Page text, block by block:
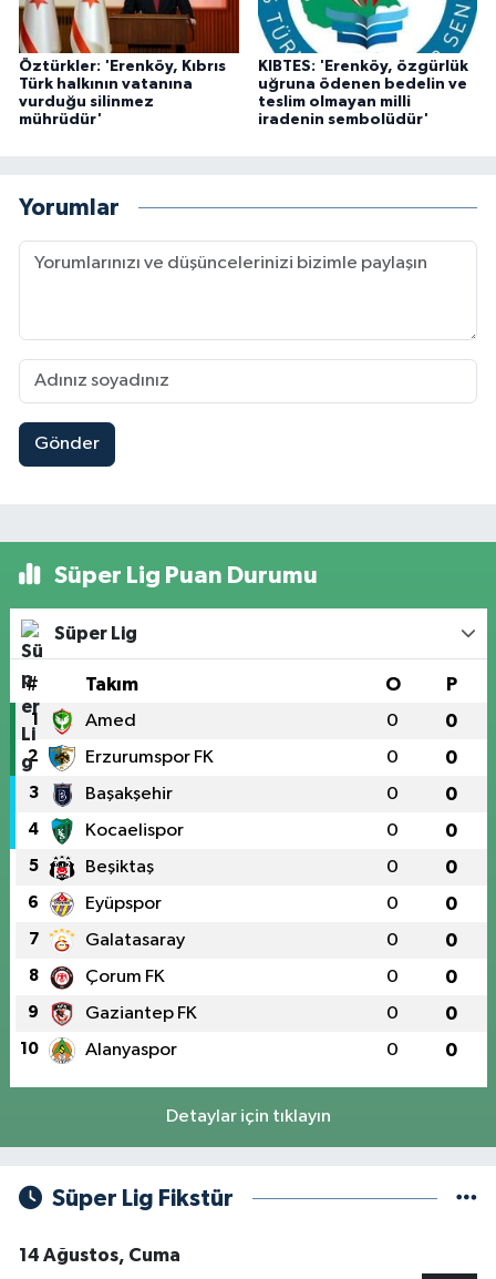
Öztürkler: 'Erenköy, Kıbrıs
Türk halkının vatanına
vurduğu silinmez
mührüdür'
KIBTES: 'Erenköy, özgürlük
uğruna ödenen bedelin ve
teslim olmayan milli
iradenin sembolüdür'
Yorumlar
Gönder
Süper Lig Puan Durumu
Süper Lig
# Takım O P
1 Amed 0 0
2 Erzurumspor FK 0 0
3 Başakşehir 0 0
4 Kocaelispor 0 0
5 Beşiktaş 0 0
6 Eyüpspor 0 0
7 Galatasaray 0 0
8 Çorum FK 0 0
9 Gaziantep FK 0 0
10 Alanyaspor 0 0
Detaylar için tıklayın
Süper Lig Fikstür
14 Ağustos, Cuma